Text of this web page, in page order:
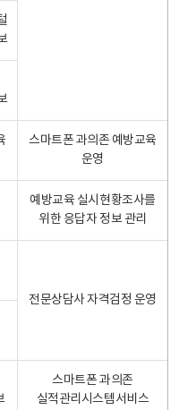
스마트폰 과의존 예방교육
운영
예방교육 실시현황조사를
위한 응답자 정보 관리
전문상담사 자격검정 운영
스마트폰 과의존
실적관리시스템서비스